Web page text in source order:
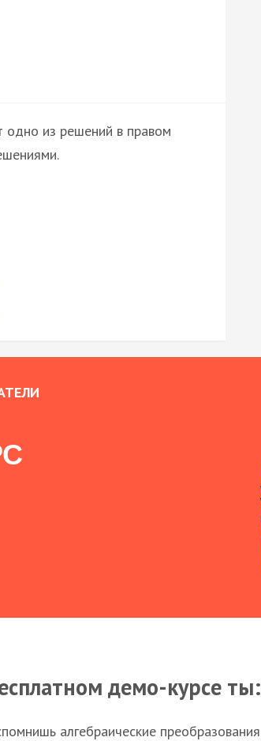
одно из решений в правом
демо-курсе ты:
алгебраические преобразования